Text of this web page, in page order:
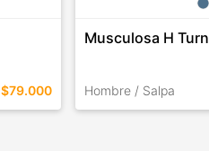
$79.000
Musculosa H Turn
Hombre / Salpa